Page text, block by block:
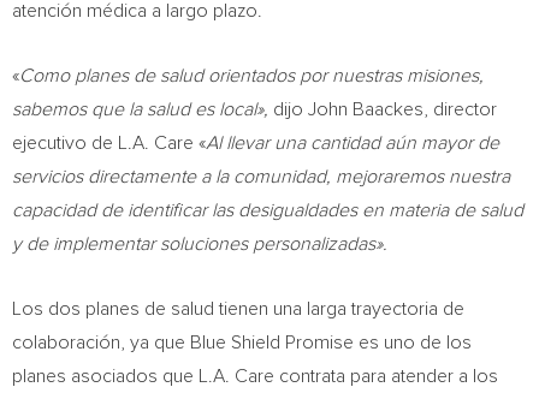
atención médica a largo plazo.
«Como planes de salud orientados por nuestras misiones,
sabemos que la salud es local», dijo John Baackes , director
ejecutivo de L.A. Care «Al llevar una cantidad aún mayor de
servicios directamente a la comunidad, mejoraremos nuestra
capacidad de identificar las desigualdades en materia de salud
y de implementar soluciones personalizadas».
Los dos planes de salud tienen una larga trayectoria de
colaboración, ya que Blue Shield Promise es uno de los
planes asociados que L.A. Care contrata para atender a los